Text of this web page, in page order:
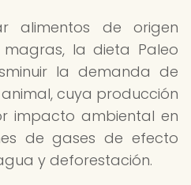
alimentos de origen
la dieta Paleo
la demanda de
cuya producción
impacto ambiental en
de gases de efecto
y deforestación.